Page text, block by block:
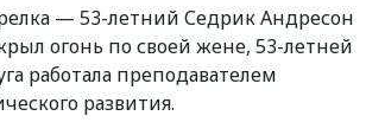
— 53-летний Седрик Андресон
огонь по своей жене, 53-летней
работала преподавателем
развития.